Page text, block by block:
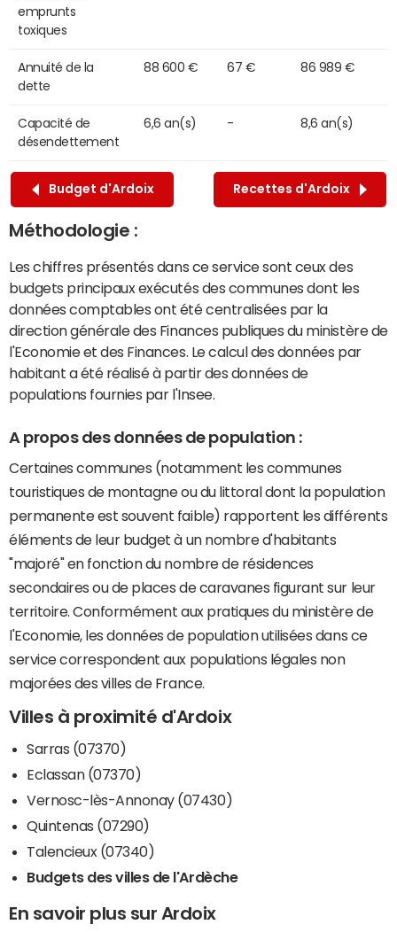
emprunts
toxiques
Annuité de la
dette
88 600 € 67 € 86 989 €
Capacité de
désendettement
6,6 an(s) - 8,6 an(s)
Budget d'Ardoix Recettes d'Ardoix
Méthodologie :
Les chiffres présentés dans ce service sont ceux des
budgets principaux exécutés des communes dont les
données comptables ont été centralisées par la
direction générale des Finances publiques du ministère de
l'Economie et des Finances. Le calcul des données par
habitant a été réalisé à partir des données de
populations fournies par l'Insee.
A propos des données de population :
Certaines communes (notamment les communes
touristiques de montagne ou du littoral dont la population
permanente est souvent faible) rapportent les différents
éléments de leur budget à un nombre d'habitants
"majoré" en fonction du nombre de résidences
secondaires ou de places de caravanes figurant sur leur
territoire. Conformément aux pratiques du ministère de
l'Economie, les données de population utilisées dans ce
service correspondent aux populations légales non
majorées des villes de France.
Villes à proximité d'Ardoix
Sarras (07370)
Eclassan (07370)
Vernosc-lès-Annonay (07430)
Quintenas (07290)
Talencieux (07340)
Budgets des villes de l'Ardèche
En savoir plus sur Ardoix